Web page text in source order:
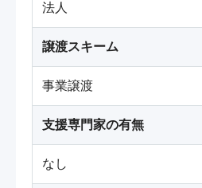
法人
譲渡スキーム
事業譲渡
支援専門家の有無
なし